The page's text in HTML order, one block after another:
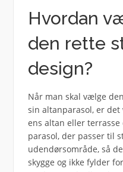
Hvordan
den rette
design?
Når man skal vælge
sin altanparasol, er
ens altan eller
parasol, der passer til
udendørsområde, så
skygge og ikke fylder